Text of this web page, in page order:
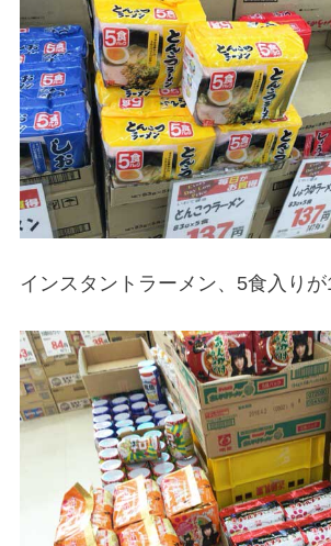
インスタントラーメン、5食入りが